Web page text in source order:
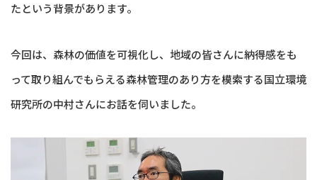
たという背景があります。
今回は、森林の価値を可視化し、地域の皆さんに納得感をも
って取り組んでもらえる森林管理のあり方を模索する国立環境
研究所の中村さんにお話を伺いました。